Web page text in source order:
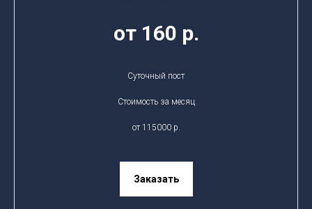
от 160 р.
Суточный пост
Стоимость за месяц
от 115000 р.
Заказать